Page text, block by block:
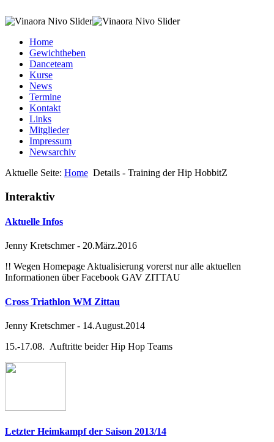
Home
Gewichtheben
Danceteam
Kurse
News
Termine
Kontakt
Links
Mitglieder
Impressum
Newsarchiv
Aktuelle Seite: Home Details - Training der Hip HobbitZ
Interaktiv
Aktuelle Infos
Jenny Kretschmer- 20.März.2016
!! Wegen Homepage Aktualisierung vorerst nur alle aktuellen
Informationen über Facebook GAV ZITTAU
Cross Triathlon WM Zittau
Jenny Kretschmer- 14.August.2014
15.-17.08. Auftritte beider Hip Hop Teams
Letzter Heimkampf der Saison 2013/14